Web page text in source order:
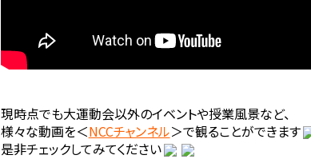
現時点でも大運動会以外のイベントや授業風景など、
様々な動画を＜NCCチャンネル＞で観ることができます
是非チェックしてみてください